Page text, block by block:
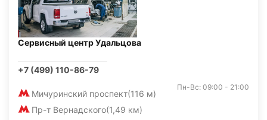
Сервисный центр Удальцова
+7 (499) 110-86-79
Мичуринский проспект(116 м)
Пр-т Вернадского(1,49 км)
Пн-Вс: 09:00 - 21:00